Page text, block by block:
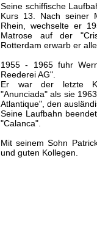
Seine schiffische
Kurs 13. Nach seiner
Rhein, wechselte er
Matrose auf der
Rotterdam erwarb er
1955 - 1965 fuhr
Reederei AG".
Er war der letzte
"Anunciada" als sie
Atlantique", den
Seine Laufbahn
"Calanca".
Mit seinem Sohn
und guten Kollegen.